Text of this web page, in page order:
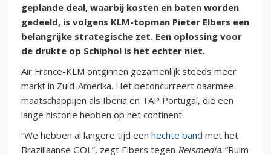
geplande deal, waarbij kosten en baten worden
gedeeld, is volgens KLM-topman Pieter Elbers een
belangrijke strategische zet. Een oplossing voor
de drukte op Schiphol is het echter niet.
Air France-KLM ontginnen gezamenlijk steeds meer
markt in Zuid-Amerika. Het beconcurreert daarmee
maatschappijen als Iberia en TAP Portugal, die een
lange historie hebben op het continent.
“We hebben al langere tijd een hechte band met het
Braziliaanse GOL”, zegt Elbers tegen Reismedia. “Ruim